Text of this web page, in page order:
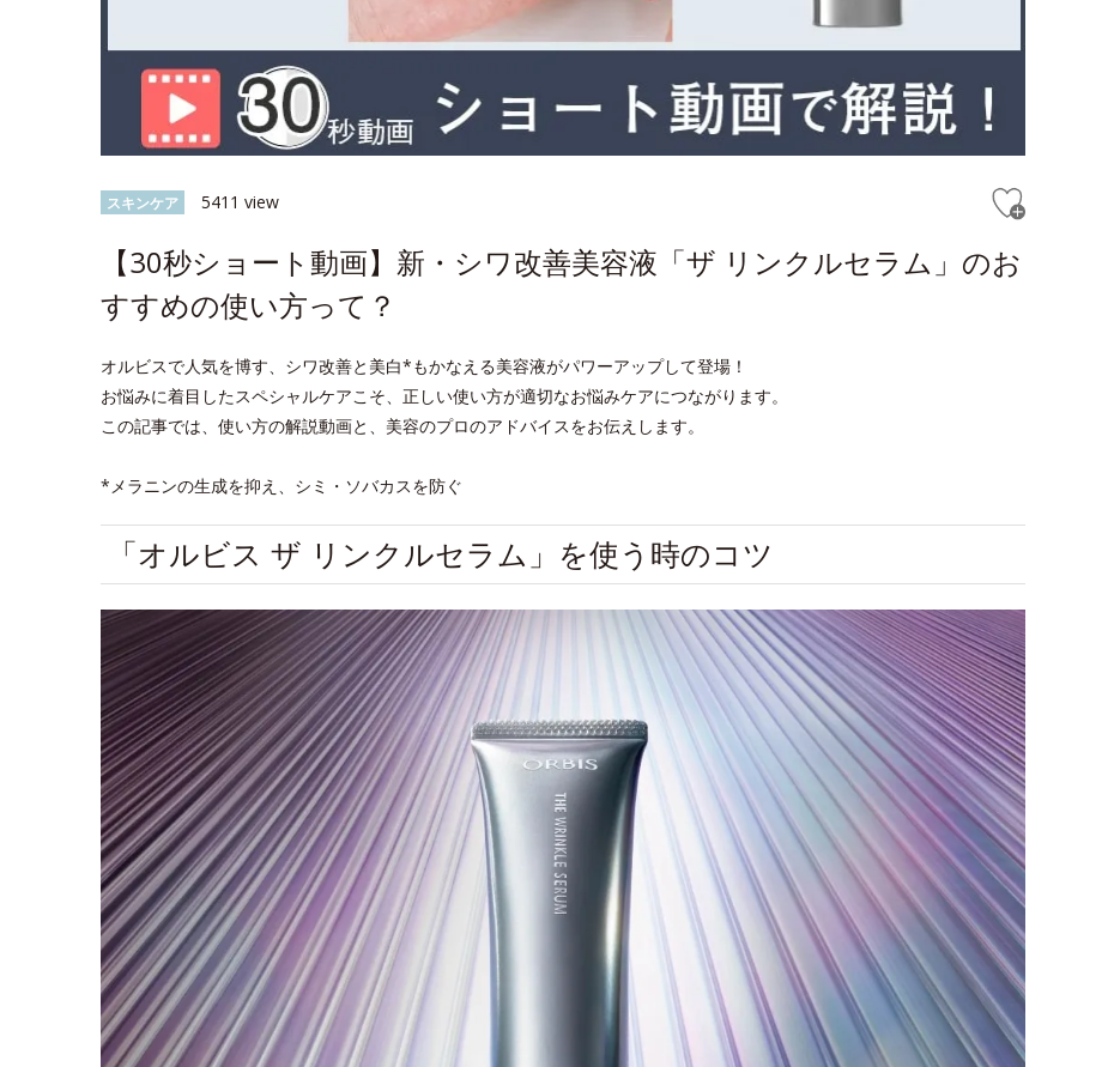
スキンケア 5411 view
【30秒ショート動画】新・シワ改善美容液「ザ リンクルセラム」のお
すすめの使い方って？
オルビスで人気を博す、シワ改善と美白*もかなえる美容液がパワーアップして登場！
お悩みに着目したスペシャルケアこそ、正しい使い方が適切なお悩みケアにつながります。
この記事では、使い方の解説動画と、美容のプロのアドバイスをお伝えします。
*メラニンの生成を抑え、シミ・ソバカスを防ぐ
「オルビス ザ リンクルセラム」を使う時のコツ